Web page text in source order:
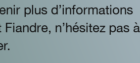
plus d’informations
n’hésitez pas à